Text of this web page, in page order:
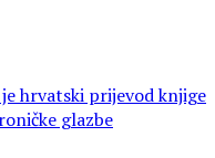
hrvatski prijevod knjige
glazbe